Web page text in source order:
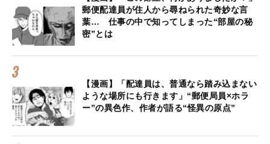
郵便配達員が住人から尋ねられた奇妙な言
葉… 仕事の中で知ってしまった“部屋の秘
密”とは
【漫画】「配達員は、普通なら踏み込まない
ような場所にも行きます」“郵便局員×ホラ
ー”の異色作、作者が語る“怪異の原点”